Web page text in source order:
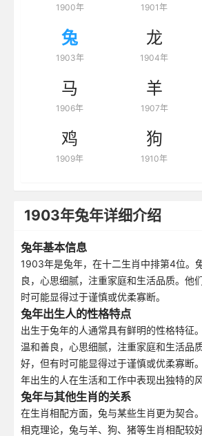
1900年 1901年
兔
1903年
龙
1904年
马
1906年
羊
1907年
鸡
1909年
狗
1910年
1903年兔年详细介绍
兔年基本信息
1903年是兔年，在十二生肖中排第4位。
良，心思细腻，注重家庭和生活品质。他
时可能显得过于谨慎或优柔寡断。
兔年出生人的性格特点
出生于兔年的人通常具有鲜明的性格特征
温和善良，心思细腻，注重家庭和生活品
好，但有时可能显得过于谨慎或优柔寡断
年出生的人在生活和工作中表现出独特的
兔年与其他生肖的关系
在生肖相配方面，兔与某些生肖更为契合
相克理论，兔与羊、狗、猪等生肖相配较